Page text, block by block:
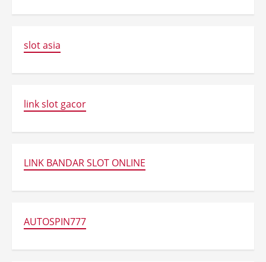
slot asia
link slot gacor
LINK BANDAR SLOT ONLINE
AUTOSPIN777